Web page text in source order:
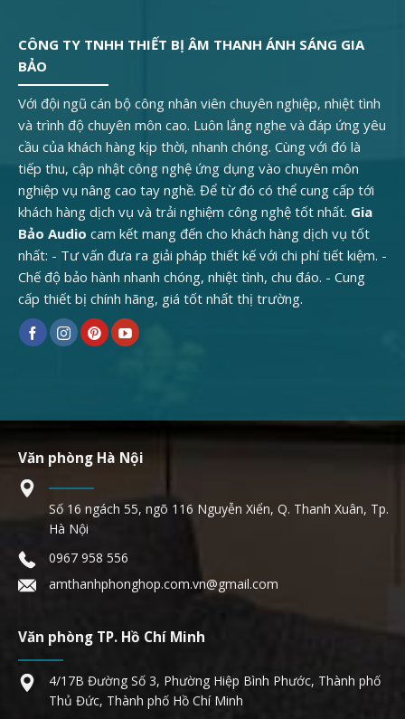
CÔNG TY TNHH THIẾT BỊ ÂM THANH ÁNH SÁNG GIA
BẢO
Với đội ngũ cán bộ công nhân viên chuyên nghiệp, nhiệt tình
và trình độ chuyên môn cao. Luôn lắng nghe và đáp ứng yêu
cầu của khách hàng kịp thời, nhanh chóng. Cùng với đó là
tiếp thu, cập nhật công nghệ ứng dụng vào chuyên môn
nghiệp vụ nâng cao tay nghề. Để từ đó có thể cung cấp tới
khách hàng dịch vụ và trải nghiệm công nghệ tốt nhất. Gia
Bảo Audio cam kết mang đến cho khách hàng dịch vụ tốt
nhất: - Tư vấn đưa ra giải pháp thiết kế với chi phí tiết kiệm. -
Chế độ bảo hành nhanh chóng, nhiệt tình, chu đáo. - Cung
cấp thiết bị chính hãng, giá tốt nhất thị trường.
Văn phòng Hà Nội
Số 16 ngách 55, ngõ 116 Nguyễn Xiển, Q. Thanh Xuân, Tp.
Hà Nội
0967 958 556
amthanhphonghop.com.vn@gmail.com
Văn phòng TP. Hồ Chí Minh
4/17B Đường Số 3, Phường Hiệp Bình Phước, Thành phố
Thủ Đức, Thành phố Hồ Chí Minh